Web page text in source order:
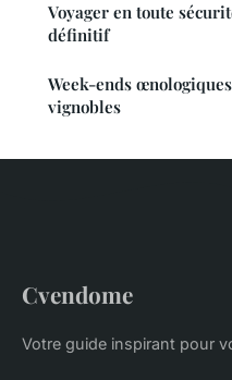
Voyager en toute
définitif
Week-ends
vignobles
Cvendome
Votre guide inspirant pour